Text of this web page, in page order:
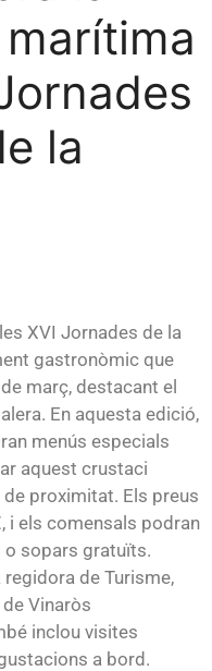
la
XVI Jornades de la
gastronòmic que
març, destacant el
En aquesta edició,
menús especials
aquest crustaci
proximitat. Els preus
i els comensals podran
o sopars gratuïts.
regidora de Turisme,
Vinaròs
inclou visites
a bord.